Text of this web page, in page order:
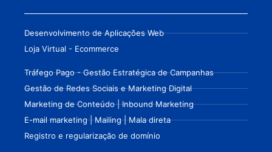
Desenvolvimento de Aplicações Web
Loja Virtual - Ecommerce
Tráfego Pago - Gestão Estratégica de Campanhas
Gestão de Redes Sociais e Marketing Digital
Marketing de Conteúdo | Inbound Marketing
E-mail marketing | Mailing | Mala direta
Registro e regularização de domínio